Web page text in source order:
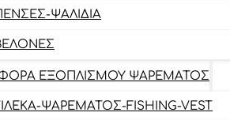
ΨΑΛΊΔΙΑ
ΕΞΟΠΛΙΣΜΟΎ ΨΑΡΈΜΑΤΟΣ
ΨΑΡΈΜΑΤΟΣ-FISHING-VEST